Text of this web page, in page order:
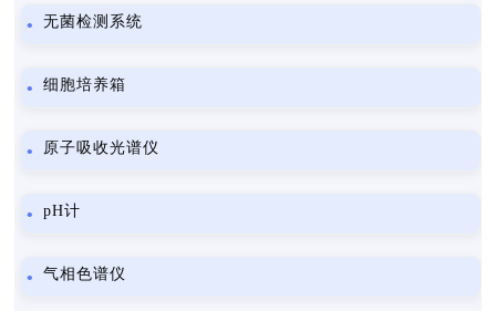
无菌检测系统
细胞培养箱
原子吸收光谱仪
pH计
气相色谱仪